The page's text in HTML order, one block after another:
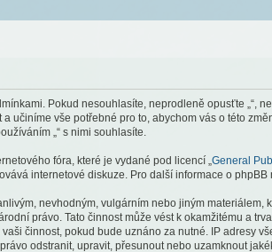
Pokud nesouhlasíte, neprodleně opusťte „“,
učiníme vše potřebné pro to, abychom vás o této
„“ s nimi souhlasíte.
fóra, které je vydané pod licencí „ General
internetové diskuze. Pro další informace o phpBB
nevhodným, vulgárním nebo jiným materiálem,
právo. Tato činnost může vést k okamžitému a
činnost, pokud bude uznáno za nutné. IP adresy
odstranit, upravit, přesunout nebo uzamknout